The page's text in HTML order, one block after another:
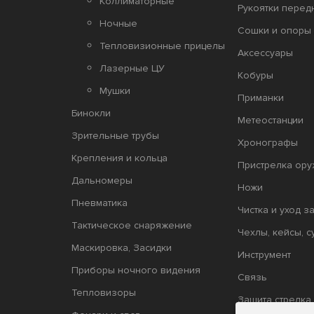
Ночные
Тепловизионные прицелы
Лазерные ЦУ
Мушки
Бинокли
Зрительные трубы
Крепления и кольца
Дальномеры
Пневматика
Тактическое снаряжение
Маскировка, Засидки
Приборы ночного видения
Тепловизоры
Рукоятки
Сошки и опоры
Аксессуары
Кобуры
Приманки
Метеостанции
Хронографы
Пристрелка
Ножи
Чистка и уход
Чехлы, кейсы,
Инструмент
Связь
Защита стрелка